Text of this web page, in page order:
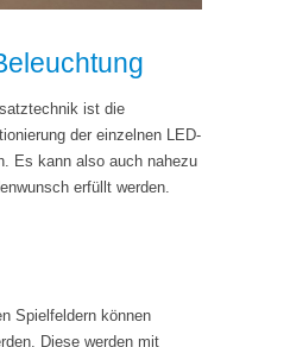
ist die
der einzelnen LED-
Es kann also auch nahezu
erfüllt werden.
Spielfeldern können
Diese werden mit